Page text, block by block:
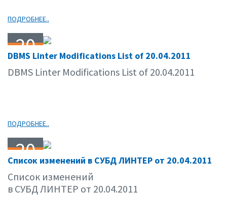
ПОДРОБНЕЕ..
20
04.11
DBMS Linter Modifications List of 20.04.2011
DBMS Linter Modifications List of 20.04.2011
ПОДРОБНЕЕ..
20
04.11
Список изменений в СУБД ЛИНТЕР от 20.04.2011
Список изменений
в СУБД ЛИНТЕР от 20.04.2011